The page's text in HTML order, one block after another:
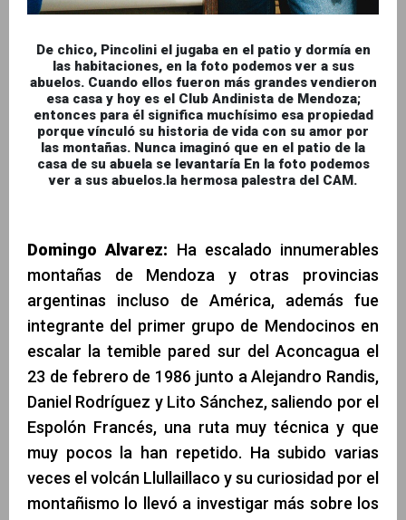
De chico, Pincolini el jugaba en el patio y dormía en
las habitaciones, en la foto podemos ver a sus
abuelos. Cuando ellos fueron más grandes vendieron
esa casa y hoy es el Club Andinista de Mendoza;
entonces para él significa muchísimo esa propiedad
porque vínculó su historia de vida con su amor por
las montañas. Nunca imaginó que en el patio de la
casa de su abuela se levantaría En la foto podemos
ver a sus abuelos.la hermosa palestra del CAM.
Domingo Alvarez: Ha escalado innumerables
montañas de Mendoza y otras provincias
argentinas incluso de América, además fue
integrante del primer grupo de Mendocinos en
escalar la temible pared sur del Aconcagua el
23 de febrero de 1986 junto a Alejandro Randis,
Daniel Rodríguez y Lito Sánchez, saliendo por el
Espolón Francés, una ruta muy técnica y que
muy pocos la han repetido. Ha subido varias
veces el volcán Llullaillaco y su curiosidad por el
montañismo lo llevó a investigar más sobre los